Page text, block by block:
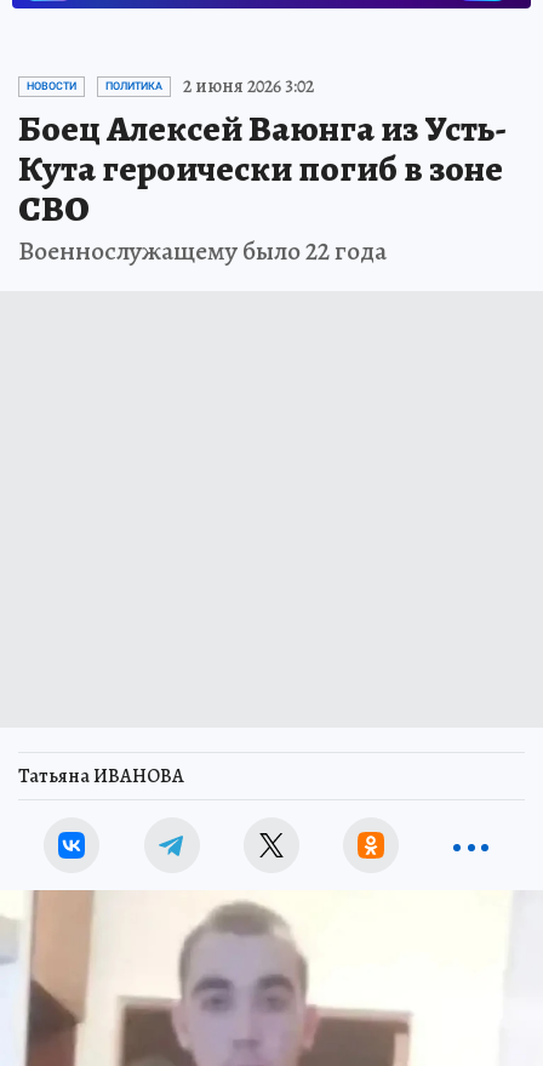
НОВОСТИ ПОЛИТИКА 2 июня 2026 3:02
Боец Алексей Ваюнга из Усть-
Кута героически погиб в зоне
СВО
Военнослужащему было 22 года
Татьяна ИВАНОВА